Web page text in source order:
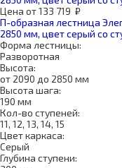
Цена от133 719 ₽
П-образная лестница
2850 мм, цвет серый со
Форма лестницы:
Разворотная
Высота:
от 2090 до 2850 мм
Высота шага:
190 мм
Кол-во ступеней:
11, 12, 13, 14, 15
Цвет каркаса:
Серый
Глубина ступени: